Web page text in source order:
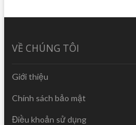
VỀ CHÚNG TÔI
Giới thiệu
Chính sách bảo mật
Điều khoản sử dụng